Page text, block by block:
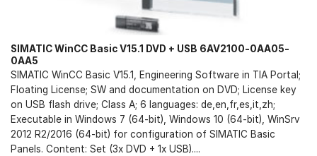
SIMATIC WinCC Basic V15.1 DVD + USB 6AV2100-0AA05-
0AA5
SIMATIC WinCC Basic V15.1, Engineering Software in TIA Portal;
Floating License; SW and documentation on DVD; License key
on USB flash drive; Class A; 6 languages: de,en,fr,es,it,zh;
Executable in Windows 7 (64-bit), Windows 10 (64-bit), WinSrv
2012 R2/2016 (64-bit) for configuration of SIMATIC Basic
Panels. Content: Set (3x DVD + 1x USB)....